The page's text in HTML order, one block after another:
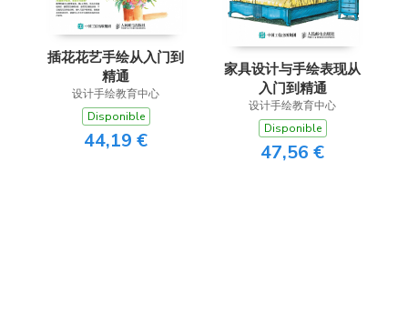
插花花艺手绘从入门到
精通
设计手绘教育中心
Disponible
44,19 €
家具设计与手绘表现从
入门到精通
设计手绘教育中心
Disponible
47,56 €